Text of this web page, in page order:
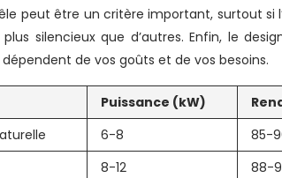
peut être un critère important, surtout si
silencieux que d’autres. Enfin, le
de vos goûts et de vos besoins.
Puissance (kW)
6-8 85-
8-12 88-